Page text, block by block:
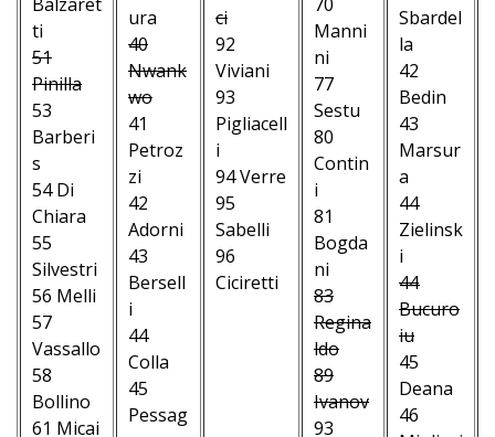
ti
51
Pinilla
53
Barberi
s
54 Di
Chiara
55
Silvestri
56 Melli
57
Vassallo
58
Bollino
61 Micai
ura
40
Nwank
wo
41
Petroz
zi
42
Adorni
43
Bersell
i
44
Colla
45
Pessag
ci
92
Viviani
93
Pigliacell
i
94 Verre
95
Sabelli
96
Ciciretti
Manni
ni
77
Sestu
80
Contin
i
81
Bogda
ni
83
Regina
ldo
89
Ivanov
93
Sbardel
la
42
Bedin
43
Marsur
a
44
Zielinsk
i
44
Bucuro
iu
45
Deana
46